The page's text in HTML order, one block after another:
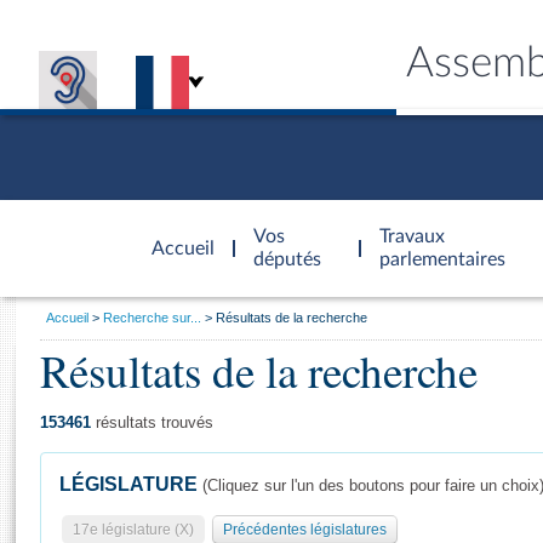
Accueil
d'accueil
Vos
députés
Travaux
parlementaires
Général
Vous
Accueil Recherche sur... Résultats de la recherche
Résultats de la recherche
153461 résultats trouvés
LÉGISLATURE (Cliquez sur l'un des boutons pour faire un choix)
17e législature (X) Précédentes législatures